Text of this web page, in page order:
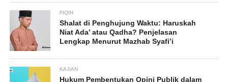
FIQIH
Shalat di Penghujung Waktu: Haruskah
Niat Ada’ atau Qadha? Penjelasan
Lengkap Menurut Mazhab Syafi’i
KAJIAN
Hukum Pembentukan Opini Publik dalam